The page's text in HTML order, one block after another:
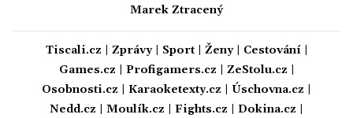
Marek Ztracený
Tiscali.cz Zprávy| Sport| Ženy| Cestování|
Games.cz
Profigamers.cz ZeStolu.cz
Osobnosti.cz
Karaoketexty.cz Úschovna.cz
Nedd.cz
Moulík.cz Fights.cz Dokina.cz